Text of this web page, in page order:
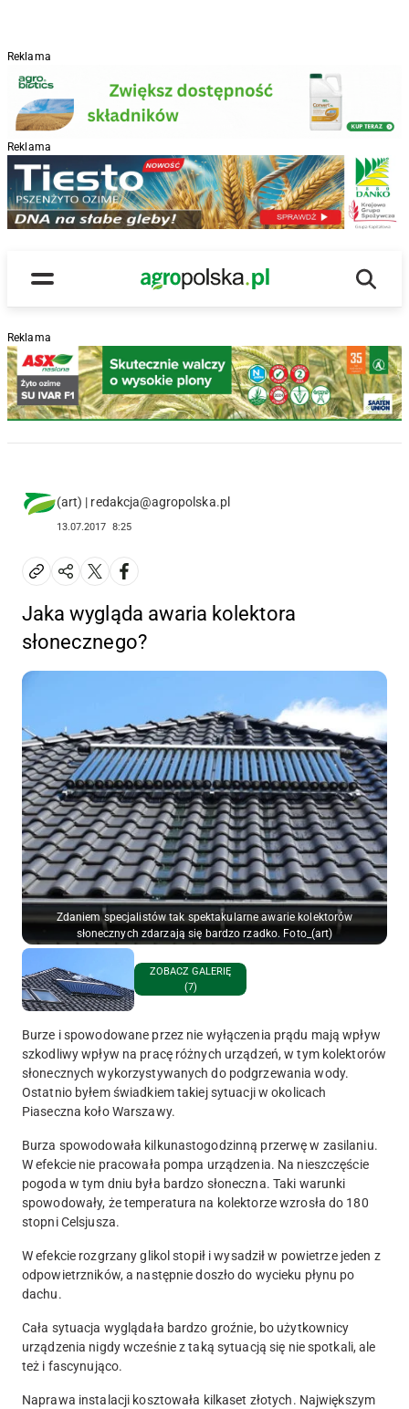
Reklama
Reklama
Menu
Main Logo
Reklama
(art) | redakcja@agropolska.pl
13.07.2017 8:25
Jaka wygląda awaria kolektora
słonecznego?
Zdaniem specjalistów tak spektakularne awarie kolektorów
słonecznych zdarzają się bardzo rzadko. Foto_(art)
ZOBACZ GALERIĘ
(7)
Burze i spowodowane przez nie wyłączenia prądu mają wpływ
szkodliwy wpływ na pracę różnych urządzeń, w tym kolektorów
słonecznych wykorzystywanych do podgrzewania wody.
Ostatnio byłem świadkiem takiej sytuacji w okolicach
Piaseczna koło Warszawy.
Burza spowodowała kilkunastogodzinną przerwę w zasilaniu.
W efekcie nie pracowała pompa urządzenia. Na nieszczęście
pogoda w tym dniu była bardzo słoneczna. Taki warunki
spowodowały, że temperatura na kolektorze wzrosła do 180
stopni Celsjusza.
W efekcie rozgrzany glikol stopił i wysadził w powietrze jeden z
odpowietrzników, a następnie doszło do wycieku płynu po
dachu.
Cała sytuacja wyglądała bardzo groźnie, bo użytkownicy
urządzenia nigdy wcześnie z taką sytuacją się nie spotkali, ale
też i fascynująco.
Naprawa instalacji kosztowała kilkaset złotych. Największym